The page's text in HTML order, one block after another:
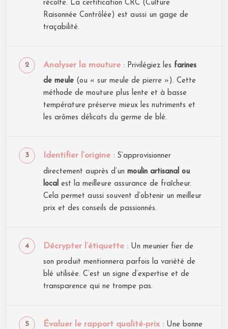
récolte. La certification CRC (Culture
Raisonnée Contrôlée) est aussi un gage de
traçabilité.
Analyser la mouture : Privilégiez les farines
de meule (ou « sur meule de pierre »). Cette
méthode de mouture plus lente et à basse
température préserve mieux les nutriments et
les arômes délicats du germe de blé.
Identifier l’origine : S’approvisionner
directement auprès d’un moulin artisanal ou
local est la meilleure assurance de fraîcheur.
Cela permet aussi souvent d’obtenir un meilleur
prix et des conseils de passionnés.
Décrypter l’étiquette : Un meunier fier de
son produit mentionnera parfois la variété de
blé utilisée. C’est un signe d’expertise et de
transparence qui ne trompe pas.
Évaluer le rapport qualité-prix : Une bonne